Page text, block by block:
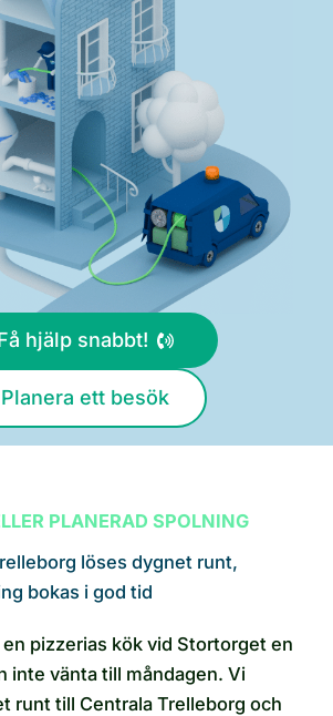
hjälp snabbt!
Planera ett besök
PLANERAD SPOLNING
löses dygnet runt,
bokas i god tid
pizzerias kök vid Stortorget en
inte vänta till måndagen. Vi
runt till Centrala Trelleborg och